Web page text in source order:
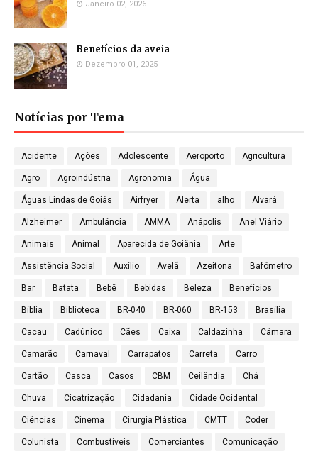
Janeiro 02, 2026
Benefícios da aveia
Dezembro 01, 2025
Notícias por Tema
Acidente Ações Adolescente Aeroporto Agricultura
Agro Agroindústria Agronomia Água
Águas Lindas de Goiás Airfryer Alerta alho Alvará
Alzheimer Ambulância AMMA Anápolis Anel Viário
Animais Animal Aparecida de Goiânia Arte
Assistência Social Auxílio Avelã Azeitona Bafômetro
Bar Batata Bebê Bebidas Beleza Benefícios
Bíblia Biblioteca BR-040 BR-060 BR-153 Brasília
Cacau Cadúnico Cães Caixa Caldazinha Câmara
Camarão Carnaval Carrapatos Carreta Carro
Cartão Casca Casos CBM Ceilândia Chá
Chuva Cicatrização Cidadania Cidade Ocidental
Ciências Cinema Cirurgia Plástica CMTT Coder
Colunista Combustíveis Comerciantes Comunicação